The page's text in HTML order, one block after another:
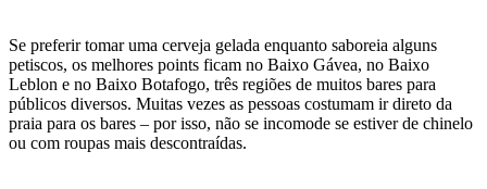
Se preferir tomar uma cerveja gelada enquanto saboreia alguns
petiscos, os melhores points ficam no Baixo Gávea, no Baixo
Leblon e no Baixo Botafogo, três regiões de muitos bares para
públicos diversos. Muitas vezes as pessoas costumam ir direto da
praia para os bares – por isso, não se incomode se estiver de chinelo
ou com roupas mais descontraídas.